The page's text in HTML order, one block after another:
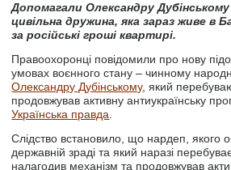
Допомагали Олександру
цивільна дружина, яка зараз живе в
за російські гроші квартирі.
Правоохоронці повідомили про нову
умовах воєнного стану – чинному
Олександру Дубінському, який
продовжував активну антиукраїнську
Українська правда
Слідство встановило, що нардеп, якого
державній зраді та який наразі
налагодив механізм та продовжував